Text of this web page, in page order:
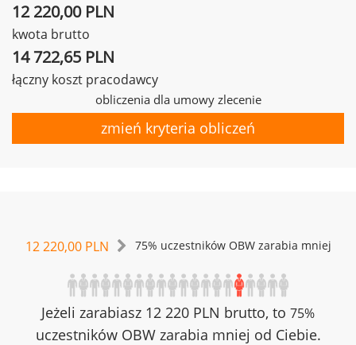
12 220,00 PLN
kwota brutto
14 722,65 PLN
łączny koszt pracodawcy
obliczenia dla umowy zlecenie
zmień kryteria obliczeń
12 220,00 PLN 75% uczestników OBW zarabia mniej
Jeżeli zarabiasz 12 220 PLN brutto, to 75%
uczestników OBW zarabia mniej od Ciebie.